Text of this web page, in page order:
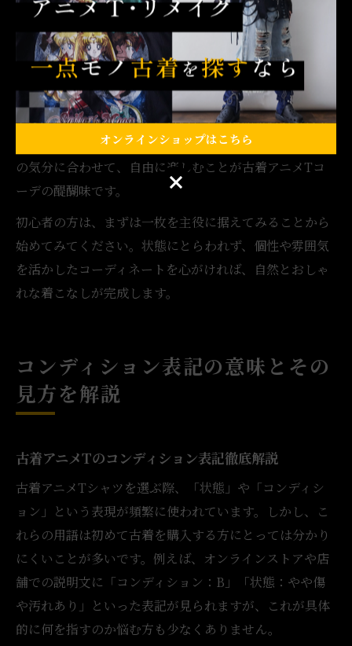
くまとまります。
コーディネート例としては、ヴィンテージ感のあるアニ
メTにはデニムジャケットやミリタリーアイテムを組み合
わせる方法が人気です。また、状態が良いものはカジュ
アルなパンツやスカートと合わせて、清潔感のあるスタ
イルに仕上げるのもおすすめです。自分の好みやその日
の気分に合わせて、自由に楽しむことが古着アニメTコ
ーデの醍醐味です。
初心者の方は、まずは一枚を主役に据えてみることから
始めてみてください。状態にとらわれず、個性や雰囲気
を活かしたコーディネートを心がければ、自然とおしゃ
れな着こなしが完成します。
コンディション表記の意味とその
見方を解説
古着アニメTのコンディション表記徹底解説
古着アニメTシャツを選ぶ際、「状態」や「コンディシ
ョン」という表現が頻繁に使われています。しかし、こ
れらの用語は初めて古着を購入する方にとっては分かり
にくいことが多いです。例えば、オンラインストアや店
舗での説明文に「コンディション：B」「状態：やや傷
や汚れあり」といった表記が見られますが、これが具体
的に何を指すのか悩む方も少なくありません。
オンラインショップはこちら
オンラインショップはこちら